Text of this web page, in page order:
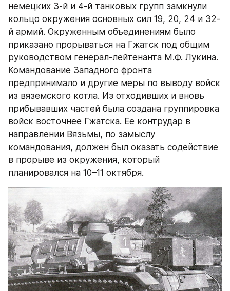
немецких 3-й и 4-й танковых групп замкнули
кольцо окружения основных сил 19, 20, 24 и 32-
й армий. Окруженным объединениям было
приказано прорываться на Гжатск под общим
руководством генерал-лейтенанта М.Ф. Лукина.
Командование Западного фронта
предпринимало и другие меры по выводу войск
из вяземского котла. Из отходивших и вновь
прибывавших частей была создана группировка
войск восточнее Гжатска. Ее контрудар в
направлении Вязьмы, по замыслу
командования, должен был оказать содействие
в прорыве из окружения, который
планировался на 10–11 октября.